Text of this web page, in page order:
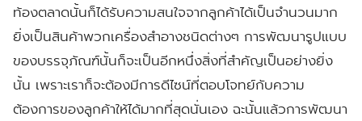
ท้องตลาดนั้นก็ได้รับความสนใจจากลูกค้าได้เป็นจำนวนมาก
ยิ่งเป็นสินค้าพวกเครื่องสำอางชนิดต่างๆ การพัฒนารูปแบบ
ของบรรจุภัณฑ์นั้นก็จะเป็นอีกหนึ่งสิ่งที่สำคัญเป็นอย่างยิ่ง
นั้น เพราะเราก็จะต้องมีการดีไซน์ที่ตอบโจทย์กับความ
ต้องการของลูกค้าให้ได้มากที่สุดนั่นเอง ฉะนั้นแล้วการพัฒนา